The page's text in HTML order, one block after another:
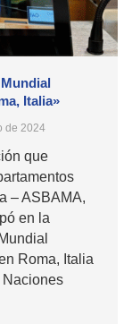
Italia»
de 2024
que
– ASBAMA,
en la
Roma, Italia
Naciones